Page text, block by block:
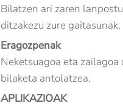
Bilatzen ari zaren
ditzakezu zure gaitasunak.
Eragozpenak
Neketsuagoa eta
bilaketa antolatzea.
APLIKAZIOAK